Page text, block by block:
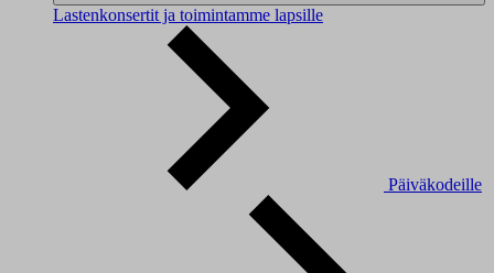
Lastenkonsertit ja toimintamme lapsille
Päiväkodeille